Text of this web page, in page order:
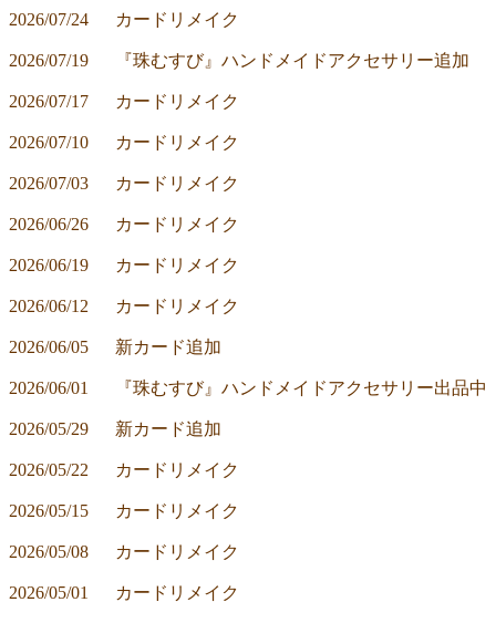
2026/07/24	カードリメイク
2026/07/19	『珠むすび』ハンドメイドアクセサリー追加
2026/07/17	カードリメイク
2026/07/10	カードリメイク
2026/07/03	カードリメイク
2026/06/26	カードリメイク
2026/06/19	カードリメイク
2026/06/12	カードリメイク
2026/06/05	新カード追加
2026/06/01	『珠むすび』ハンドメイドアクセサリー出品中
2026/05/29	新カード追加
2026/05/22	カードリメイク
2026/05/15	カードリメイク
2026/05/08	カードリメイク
2026/05/01	カードリメイク